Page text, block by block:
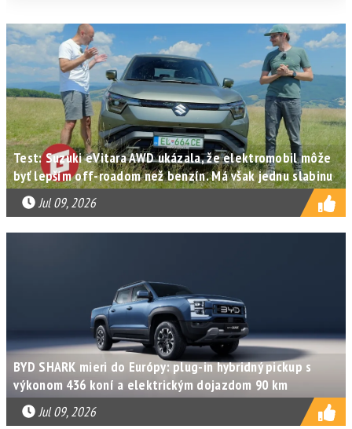
Test: Suzuki eVitara AWD ukázala, že elektromobil môže
byť lepším off-roadom než benzín. Má však jednu slabinu
Jul 09, 2026
BYD SHARK mieri do Európy: plug-in hybridný pickup s
výkonom 436 koní a elektrickým dojazdom 90 km
Jul 09, 2026